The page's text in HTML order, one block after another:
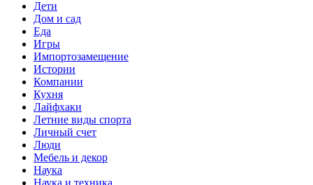
Дети
Дом и сад
Еда
Игры
Импортозамещение
Истории
Компании
Кухня
Лайфхаки
Летние виды спорта
Личный счет
Люди
Мебель и декор
Наука
Наука и техника